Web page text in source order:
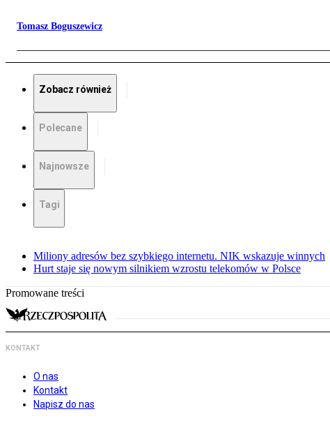
Tomasz Boguszewicz
Zobacz również
Polecane
Najnowsze
Tagi
Miliony adresów bez szybkiego internetu. NIK wskazuje winnych
Hurt staje się nowym silnikiem wzrostu telekomów w Polsce
Promowane treści
KONTAKT
O nas
Kontakt
Napisz do nas